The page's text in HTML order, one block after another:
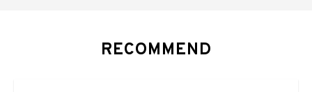
RECOMMEND